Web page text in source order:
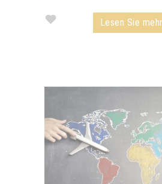
Lesen Sie